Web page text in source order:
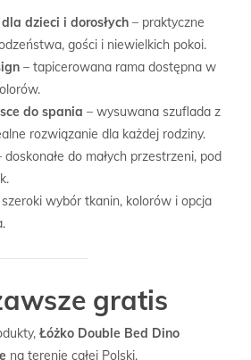
dzieci i dorosłych – praktyczne
gości i niewielkich pokoi.
– tapicerowana rama dostępna w
do spania – wysuwana szuflada z
rozwiązanie dla każdej rodziny.
doskonałe do małych przestrzeni, pod
szeroki wybór tkanin, kolorów i opcja
gratis
Łóżko Double Bed Dino
na terenie całej Polski.